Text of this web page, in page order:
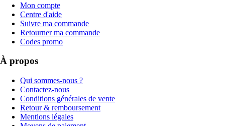
Mon compte
Centre d'aide
Suivre ma commande
Retourner ma commande
Codes promo
À propos
Qui sommes-nous ?
Contactez-nous
Conditions générales de vente
Retour & remboursement
Mentions légales